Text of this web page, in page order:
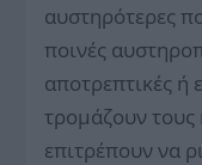
αυστηρότερες
ποινές
αποτρεπτικές ή
τρομάζουν τους
επιτρέπουν να